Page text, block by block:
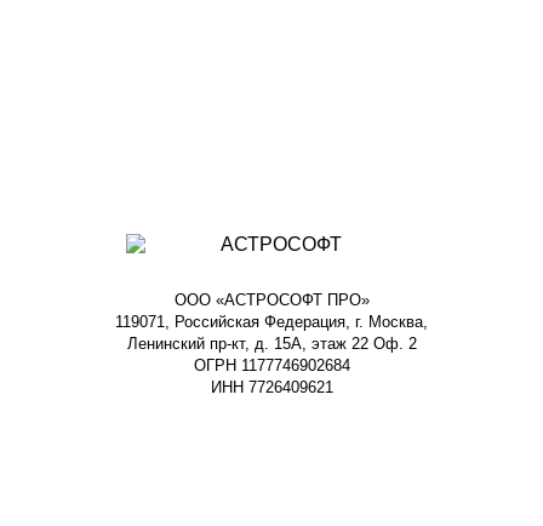
ООО «АСТРОСОФТ ПРО»
119071, Российская Федерация, г. Москва,
Ленинский пр-кт, д. 15А, этаж 22 Оф. 2
ОГРН 1177746902684
ИНН 7726409621